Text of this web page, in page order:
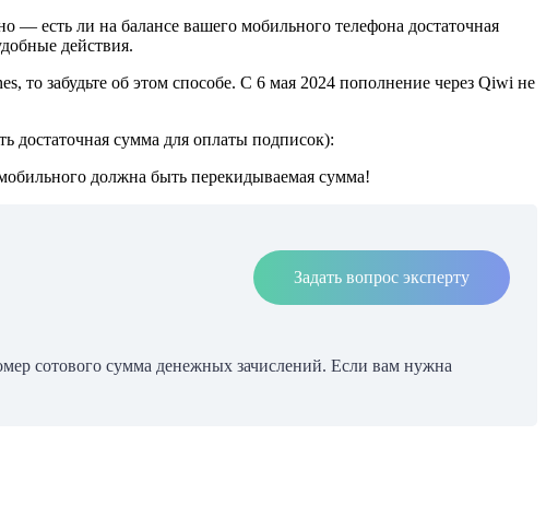
есть ли на балансе вашего мобильного телефона достаточная
действия.
забудьте об этом способе. С 6 мая 2024 пополнение через Qiwi не
достаточная сумма для оплаты подписок):
должна быть перекидываемая сумма!
Задать вопрос эксперту
сотового сумма денежных зачислений. Если вам нужна